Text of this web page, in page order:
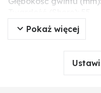
D (mm): 100
Materiał: kauczuk
Pokaż więcej